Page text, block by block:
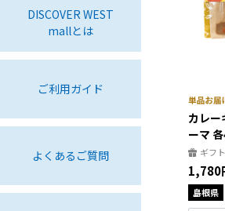
DISCOVER WEST
mallとは
ご利用ガイド
よくあるご質問
カレー
ーマ 各
ギフ
1,780
島根県